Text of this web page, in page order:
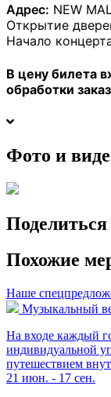
Адрес: NEW
Открытие
Начало
В цену билета
обработки
Фото и
Поделиться
Похожие
Наше
Музыкальный
На входе каждый
индивидуальной
путешествием
21 июн. - 17 сен.